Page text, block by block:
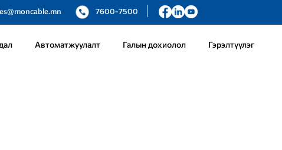
7600-7500
Автоматжуулалт Галын дохиолол Гэрэлтүүлэг